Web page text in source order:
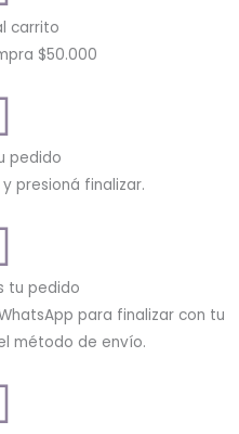
carrito
$50.000
pedido
presioná finalizar.
tu pedido
para finalizar con tu
método de envío.